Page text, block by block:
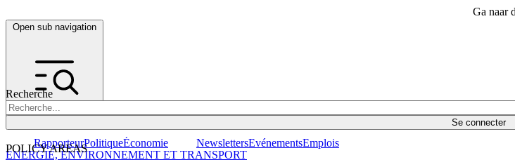
Ga naar
Open sub navigation
Recherche
Se connecter
POLICY AREAS
RapporteurPolitiqueÉconomie NewslettersEvénementsEmplois
ENERGIE, ENVIRONNEMENT ET TRANSPORT